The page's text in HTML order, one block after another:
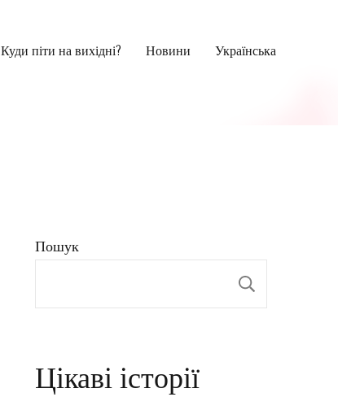
Куди піти на вихідні? Новини
Українська
Пошук
Цікаві історії